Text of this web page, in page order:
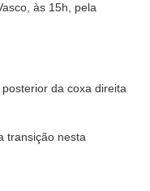
às 15h, pela
da coxa direita
transição nesta